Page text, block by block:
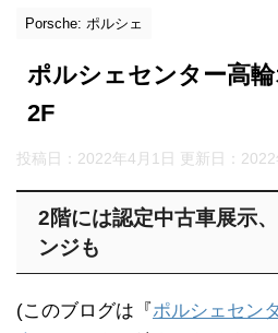
Porsche: ポルシェ
ポルシェセンター高
2F
投稿日：2022年4月1日 更新日： 2022
2階には認定中古車展示
ンジも
(このブログは『ポルシェセン